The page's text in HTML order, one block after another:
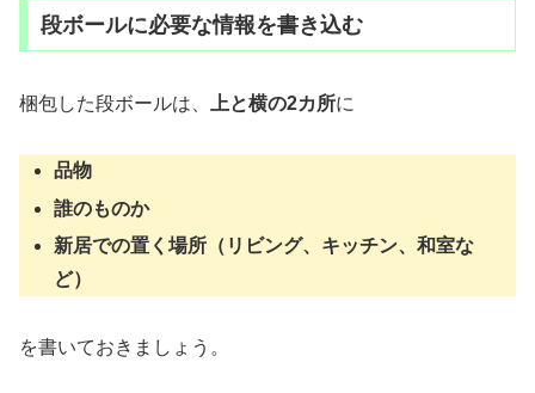
段ボールに必要な情報を書き込む
梱包した段ボールは、 上と横の2カ所に
品物
誰のものか
新居での置く場所（リビング、キッチン、和室な
ど）
を書いておきましょう。